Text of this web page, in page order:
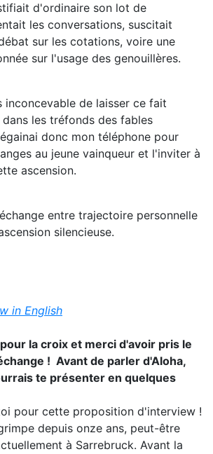
d'ordinaire son lot de
les conversations, suscitait
sur les cotations, voire une
sur l'usage des genouillères.
inconcevable de laisser ce fait
les tréfonds des fables
donc mon téléphone pour
au jeune vainqueur et l'inviter à
ascension.
entre trajectoire personnelle
silencieuse.
in English
la croix et merci d'avoir pris le
! Avant de parler d'Aloha,
te présenter en quelques
pour cette proposition d'interview !
depuis onze ans, peut-être
à Sarrebruck. Avant la